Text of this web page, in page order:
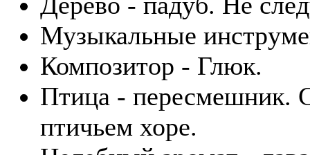
Музыкальные
Композитор - Глюк.
Птица - пересмешник.
птичьем хоре.